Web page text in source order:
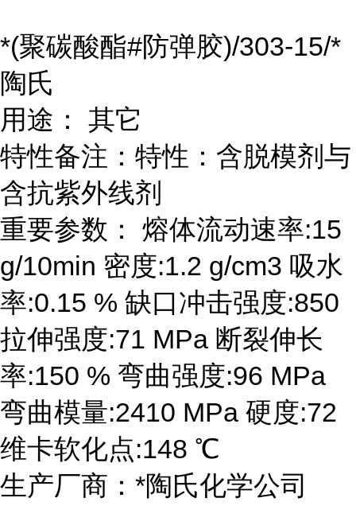
*(聚碳酸酯#防弹胶)/303-15/*
陶氏
用途： 其它
特性备注：特性：含脱模剂与
含抗紫外线剂
重要参数： 熔体流动速率:15
g/10min 密度:1.2 g/cm3 吸水
率:0.15 % 缺口冲击强度:850
拉伸强度:71 MPa 断裂伸长
率:150 % 弯曲强度:96 MPa
弯曲模量:2410 MPa 硬度:72
维卡软化点:148 ℃
生产厂商：*陶氏化学公司